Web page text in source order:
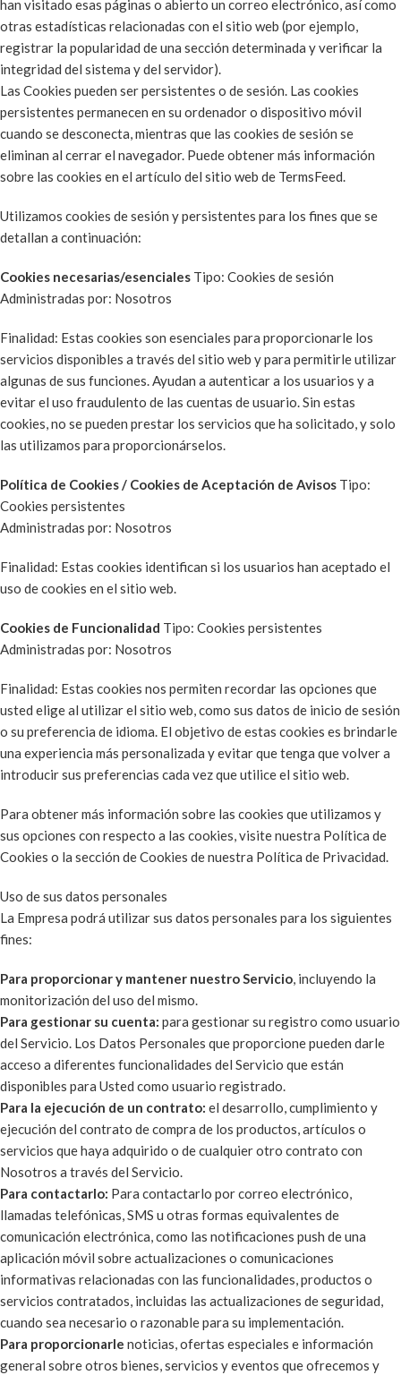
han visitado esas páginas o abierto un correo electrónico, así como
otras estadísticas relacionadas con el sitio web (por ejemplo,
registrar la popularidad de una sección determinada y verificar la
integridad del sistema y del servidor).
Las Cookies pueden ser persistentes o de sesión. Las cookies
persistentes permanecen en su ordenador o dispositivo móvil
cuando se desconecta, mientras que las cookies de sesión se
eliminan al cerrar el navegador. Puede obtener más información
sobre las cookies en el artículo del sitio web de TermsFeed.
Utilizamos cookies de sesión y persistentes para los fines que se
detallan a continuación:
Cookies necesarias/esenciales Tipo: Cookies de sesión
Administradas por: Nosotros
Finalidad: Estas cookies son esenciales para proporcionarle los
servicios disponibles a través del sitio web y para permitirle utilizar
algunas de sus funciones. Ayudan a autenticar a los usuarios y a
evitar el uso fraudulento de las cuentas de usuario. Sin estas
cookies, no se pueden prestar los servicios que ha solicitado, y solo
las utilizamos para proporcionárselos.
Política de Cookies / Cookies de Aceptación de Avisos Tipo:
Cookies persistentes
Administradas por: Nosotros
Finalidad: Estas cookies identifican si los usuarios han aceptado el
uso de cookies en el sitio web.
Cookies de Funcionalidad Tipo: Cookies persistentes
Administradas por: Nosotros
Finalidad: Estas cookies nos permiten recordar las opciones que
usted elige al utilizar el sitio web, como sus datos de inicio de sesión
o su preferencia de idioma. El objetivo de estas cookies es brindarle
una experiencia más personalizada y evitar que tenga que volver a
introducir sus preferencias cada vez que utilice el sitio web.
Para obtener más información sobre las cookies que utilizamos y
sus opciones con respecto a las cookies, visite nuestra Política de
Cookies o la sección de Cookies de nuestra Política de Privacidad.
Uso de sus datos personales
La Empresa podrá utilizar sus datos personales para los siguientes
fines:
Para proporcionar y mantener nuestro Servicio, incluyendo la
monitorización del uso del mismo.
Para gestionar su cuenta: para gestionar su registro como usuario
del Servicio. Los Datos Personales que proporcione pueden darle
acceso a diferentes funcionalidades del Servicio que están
disponibles para Usted como usuario registrado.
Para la ejecución de un contrato: el desarrollo, cumplimiento y
ejecución del contrato de compra de los productos, artículos o
servicios que haya adquirido o de cualquier otro contrato con
Nosotros a través del Servicio.
Para contactarlo: Para contactarlo por correo electrónico,
llamadas telefónicas, SMS u otras formas equivalentes de
comunicación electrónica, como las notificaciones push de una
aplicación móvil sobre actualizaciones o comunicaciones
informativas relacionadas con las funcionalidades, productos o
servicios contratados, incluidas las actualizaciones de seguridad,
cuando sea necesario o razonable para su implementación.
Para proporcionarle noticias, ofertas especiales e información
general sobre otros bienes, servicios y eventos que ofrecemos y